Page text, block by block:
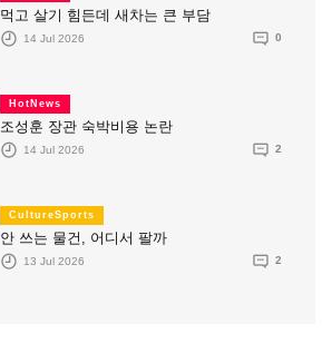
먹고 살기 힘든데 새차는 큰 부담
14 Jul 2026 0
HotNews
조성훈 장관 숙박비용 논란
14 Jul 2026 2
CultureSports
안 쓰는 물건, 어디서 팔까
13 Jul 2026 2